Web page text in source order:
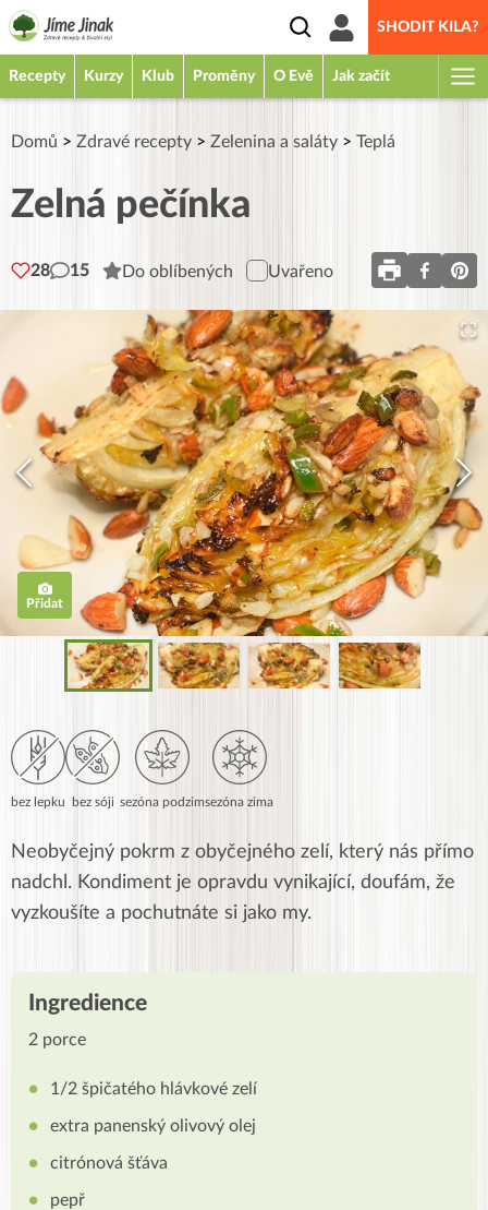
SHODIT KILA?
Recepty Kurzy Klub Proměny O Evě Jak začít
Domů > Zdravé recepty > Zelenina a saláty > Teplá
Zelná pečínka
28 15 Do oblíbených Uvařeno
Přidat
bez lepku bez sóji sezóna podzimsezóna zima
Neobyčejný pokrm z obyčejného zelí, který nás přímo
nadchl. Kondiment je opravdu vynikající, doufám, že
vyzkoušíte a pochutnáte si jako my.
Ingredience
2 porce
1/2 špičatého hlávkové zelí
extra panenský olivový olej
citrónová šťáva
pepř